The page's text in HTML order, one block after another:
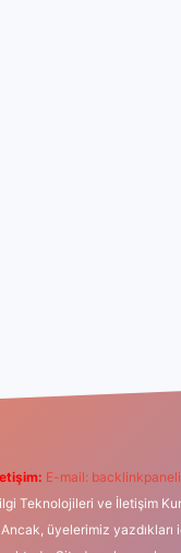
E-mail:
Teknolojileri ve İletişim
üyelerimiz